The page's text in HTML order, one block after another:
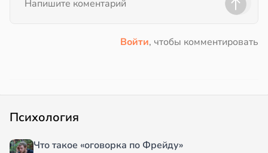
Войти, чтобы комментировать
Психология
Что такое «оговорка по Фрейду»